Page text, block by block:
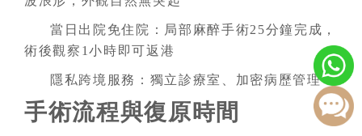
當日出院免住院： 局部麻醉手術25分鐘完成，
術後觀察1小時即可返港
隱私跨境服務： 獨立診療室、加密病歷管理
手術流程與復原時間